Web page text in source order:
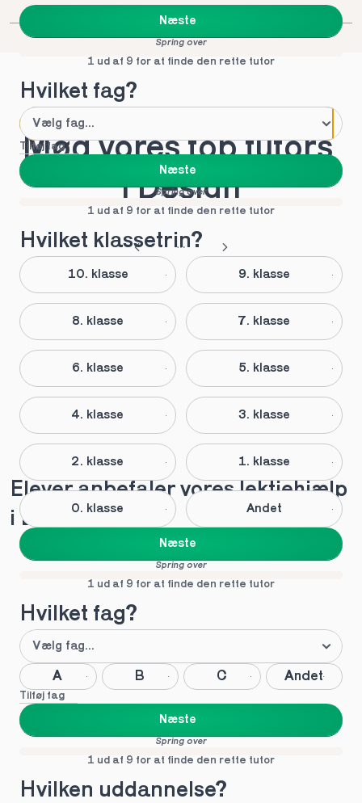
Næste
Spring over
1 ud af 9 for at finde den rette tutor
Hvilket fag?
Tilføj fag
Næste
Spring over
1 ud af 9 for at finde den rette tutor
Hvilket klassetrin?
10. klasse 9. klasse
8. klasse 7. klasse
6. klasse 5. klasse
4. klasse 3. klasse
2. klasse 1. klasse
0. klasse Andet
Næste
Spring over
1 ud af 9 for at finde den rette tutor
Hvilket fag?
A B C Andet
Tilføj fag
Næste
Spring over
1 ud af 9 for at finde den rette tutor
Hvilken uddannelse?
Mød vores top tutors
i Design
Elever anbefaler vores lektiehjælp
i Design